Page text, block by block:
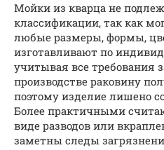
Мойки из кварца не
классификации, так как
любые размеры, формы,
изготавливают по
учитывая все требования
производстве раковину
поэтому изделие лишено
Более практичными
виде разводов или
заметны следы